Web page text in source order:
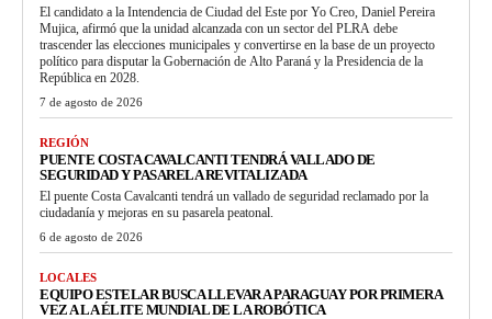
El candidato a la Intendencia de Ciudad del Este por Yo Creo, Daniel Pereira
Mujica, afirmó que la unidad alcanzada con un sector del PLRA debe
trascender las elecciones municipales y convertirse en la base de un proyecto
político para disputar la Gobernación de Alto Paraná y la Presidencia de la
República en 2028.
7 de agosto de 2026
REGIÓN
PUENTE COSTA CAVALCANTI TENDRÁ VALLADO DE
SEGURIDAD Y PASARELA REVITALIZADA
El puente Costa Cavalcanti tendrá un vallado de seguridad reclamado por la
ciudadanía y mejoras en su pasarela peatonal.
6 de agosto de 2026
LOCALES
EQUIPO ESTELAR BUSCA LLEVAR A PARAGUAY POR PRIMERA
VEZ A LA ÉLITE MUNDIAL DE LA ROBÓTICA